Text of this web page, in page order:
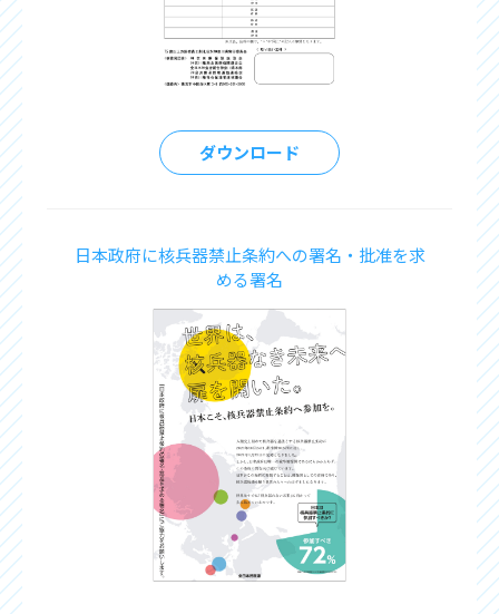
ダウンロード
日本政府に核兵器禁止条約への署名・批准を求
める署名